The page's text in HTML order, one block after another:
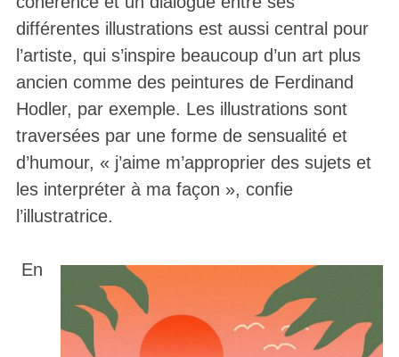
différentes illustrations est aussi central pour
l’artiste, qui s’inspire beaucoup d’un art plus
ancien comme des peintures de Ferdinand
Hodler, par exemple. Les illustrations sont
traversées par une forme de sensualité et
d’humour, « j’aime m’approprier des sujets et
les interpréter à ma façon », confie
l’illustratrice.
En